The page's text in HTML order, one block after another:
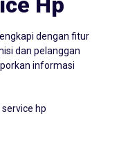
Hp
dengan fitur
dan pelanggan
informasi
hp